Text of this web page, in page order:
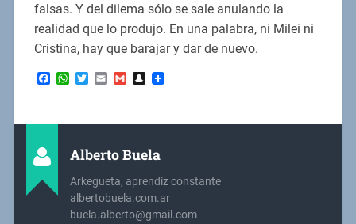
falsas. Y del dilema sólo se sale anulando la
realidad que lo produjo. En una palabra, ni Milei ni
Cristina, hay que barajar y dar de nuevo.
Facebook
WhatsApp
Twitter
EmailGmailSnapchat
Alberto Buela
Arkegueta, aprendiz constante
albertobuela.com.ar
buela.alberto@gmail.com